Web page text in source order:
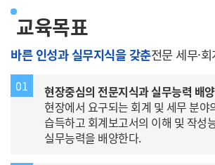
교육목표
바른 인성과 실무지식을 갖춘전문 세무·
01
현장중심의 전문지식과 실무능력 배양
현장에서 요구되는 회계 및 세무 분야
습득하고 회계보고서의 이해 및 작성
실무능력을 배양한다.